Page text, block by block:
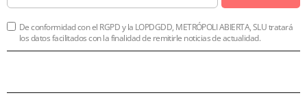
De conformidad con el RGPD y la LOPDGDD, METRÓPOLI ABIERTA, SLU tratará
los datos facilitados con la finalidad de remitirle noticias de actualidad.